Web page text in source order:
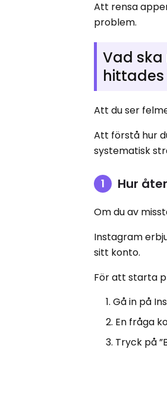
Att rensa
problem.
Vad
hittades
Att du ser
Att förstå hur
systematisk
Hur
Om du av
Instagram
sitt konto.
För att starta
Gå in på
En fråga
Tryck på